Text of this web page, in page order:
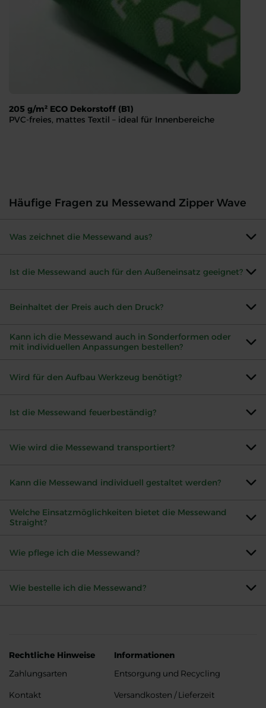
205 g/m² ECO Dekorstoff (B1)
PVC-freies, mattes Textil – ideal für Innenbereiche
Häufige Fragen zu Messewand Zipper Wave
Was zeichnet die Messewand aus?
Ist die Messewand auch für den Außeneinsatz geeignet?
Beinhaltet der Preis auch den Druck?
Kann ich die Messewand auch in Sonderformen oder
mit individuellen Anpassungen bestellen?
Wird für den Aufbau Werkzeug benötigt?
Ist die Messewand feuerbeständig?
Wie wird die Messewand transportiert?
Kann die Messewand individuell gestaltet werden?
Welche Einsatzmöglichkeiten bietet die Messewand
Straight?
Wie pflege ich die Messewand?
Wie bestelle ich die Messewand?
Rechtliche Hinweise
Zahlungsarten
Kontakt
Informationen
Entsorgung und Recycling
Versandkosten / Lieferzeit